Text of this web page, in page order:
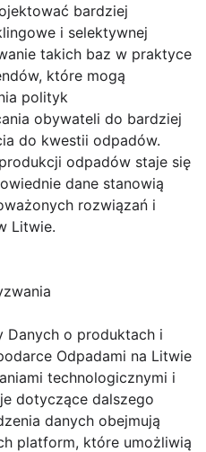
bardziej
i selektywnej
takich baz w praktyce
które mogą
polityk
obywateli do bardziej
do kwestii odpadów.
odpadów staje się
dane stanowią
rozwiązań i
Litwie.
Danych o produktach i
Odpadami na Litwie
technologicznymi i
dotyczące dalszego
danych obejmują
platform, które umożliwią